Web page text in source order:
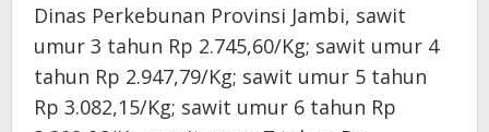
Dinas Perkebunan Provinsi Jambi, sawit
umur 3 tahun Rp 2.745,60/Kg; sawit umur 4
tahun Rp 2.947,79/Kg; sawit umur 5 tahun
Rp 3.082,15/Kg; sawit umur 6 tahun Rp